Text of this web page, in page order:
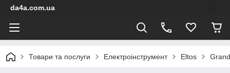
da4a.com.ua
Товари та послуги Електроінструмент Eltos Grand